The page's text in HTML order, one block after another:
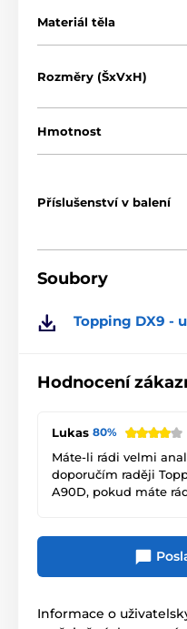
Materiál těla
Rozměry (ŠxVxH)
Hmotnost
Příslušenství v balení
Soubory
Topping DX9 -
Hodnocení
Lukas 80%
Máte-li rádi velmi
doporučím raději
A90D, pokud máte
čemuž Vám skladby
výtku bych asi uvedl,
nastavení, nebo
Informace o